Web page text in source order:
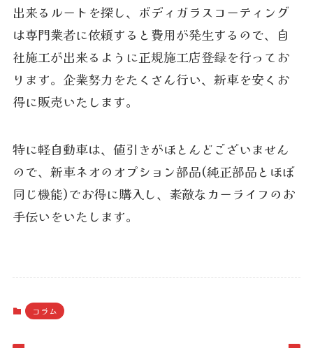
出来るルートを探し、ボディガラスコーティング
は専門業者に依頼すると費用が発生するので、自
社施工が出来るように正規施工店登録を行ってお
ります。企業努力をたくさん行い、新車を安くお
得に販売いたします。
特に軽自動車は、値引きがほとんどございません
ので、新車ネオのオプション部品(純正部品とほぼ
同じ機能)でお得に購入し、素敵なカーライフのお
手伝いをいたします。
コラム